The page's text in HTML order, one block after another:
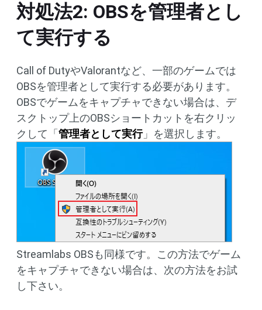
対処法2: OBSを管理者とし
て実行する
Call of DutyやValorantなど、一部のゲームでは
OBSを管理者として実行する必要があります。
OBSでゲームをキャプチャできない場合は、デ
スクトップ上のOBSショートカットを右クリッ
クして「 管理者として実行」を選択します。
Streamlabs OBSも同様です。この方法でゲーム
をキャプチャできない場合は、次の方法をお試
し下さい。